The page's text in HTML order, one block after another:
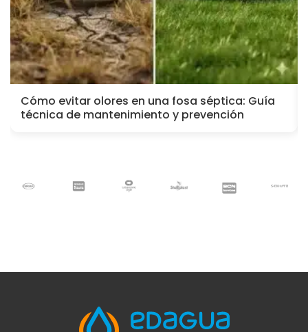
Cómo evitar olores en una fosa séptica: Guía
técnica de mantenimiento y prevención